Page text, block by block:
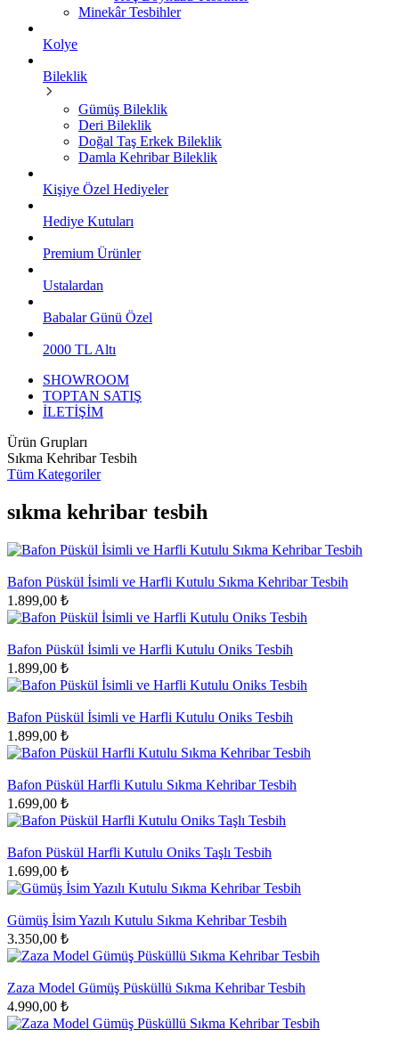
Minekâr Tesbihler
Kolye
Bileklik
Gümüş Bileklik
Deri Bileklik
Doğal Taş Erkek Bileklik
Damla Kehribar Bileklik
Kişiye Özel Hediyeler
Hediye Kutuları
Premium Ürünler
Ustalardan
Babalar Günü Özel
2000 TL Altı
SHOWROOM
TOPTAN SATIŞ
İLETİŞİM
Ürün Grupları
Sıkma Kehribar Tesbih
Tüm Kategoriler
sıkma kehribar tesbih
Bafon Püskül İsimli ve Harfli Kutulu Sıkma Kehribar Tesbih
1.899,00 ₺
Bafon Püskül İsimli ve Harfli Kutulu Oniks Tesbih
1.899,00 ₺
Bafon Püskül İsimli ve Harfli Kutulu Oniks Tesbih
1.899,00 ₺
Bafon Püskül Harfli Kutulu Sıkma Kehribar Tesbih
1.699,00 ₺
Bafon Püskül Harfli Kutulu Oniks Taşlı Tesbih
1.699,00 ₺
Gümüş İsim Yazılı Kutulu Sıkma Kehribar Tesbih
3.350,00 ₺
Zaza Model Gümüş Püsküllü Sıkma Kehribar Tesbih
4.990,00 ₺